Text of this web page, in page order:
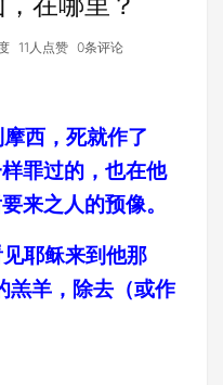
11人点赞 0条评论
西，死就作了
罪过的，也在他
来之人的预像。
耶稣来到他那
羊，除去（或作